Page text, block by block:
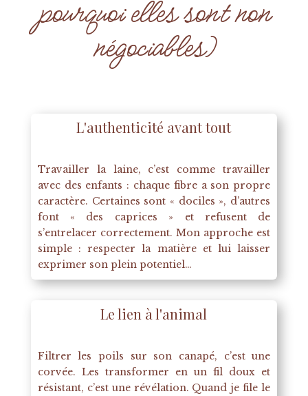
pourquoi elles sont non
négociables)
L'authenticité avant tout
Travailler la laine, c’est comme travailler
avec des enfants : chaque fibre a son propre
caractère. Certaines sont « dociles », d’autres
font « des caprices » et refusent de
s’entrelacer correctement. Mon approche est
simple : respecter la matière et lui laisser
exprimer son plein potentiel…
Le lien à l'animal
Filtrer les poils sur son canapé, c’est une
corvée. Les transformer en un fil doux et
résistant, c’est une révélation. Quand je file le